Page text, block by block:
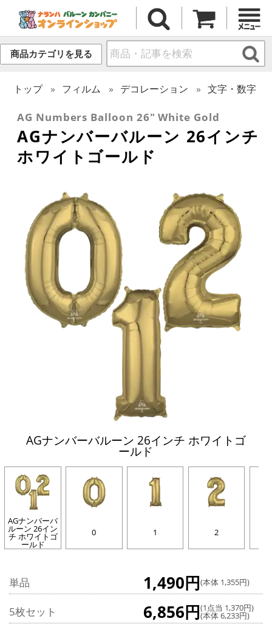
商品カテゴリを見る
トップ フィルム デコレーション 文字・数字
AG Numbers Balloon 26" White Gold
AGナンバーバルーン 26インチ
ホワイトゴールド
AGナンバーバルーン 26インチ ホワイトゴ
ールド
AGナンバーバ
ルーン 26イン
チ ホワイトゴ
ールド
0 1 2
単品 1,490円(本体 1,355円)
5枚セット 6,856円(1点当 1,370円)
(本体 6,233円)